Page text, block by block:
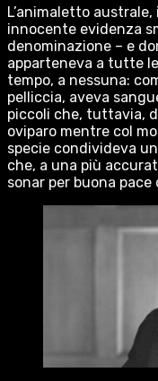
L’animaletto
innocente evidenza
denominazione – e
apparteneva a tutte
tempo, a nessuna:
pelliccia, aveva
piccoli che, tuttavia,
oviparo mentre col
specie condivideva
che, a una più
sonar per buona pace